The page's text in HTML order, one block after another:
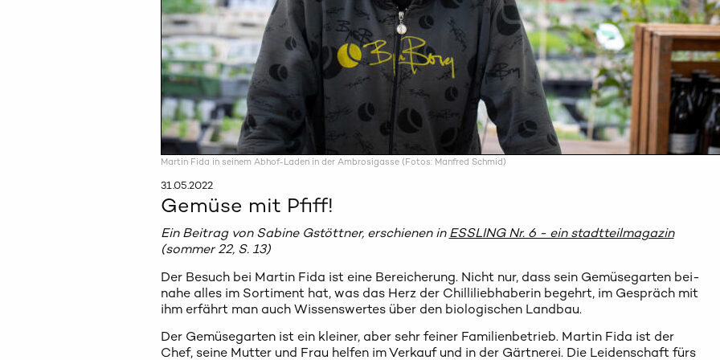
Martin Fida in seinem Abhof-Laden in der Ambrosigasse (Fotos: Manfred Schmid)
31.05.2022
Gemüse mit Pfiff!
Ein Beitrag von Sabine Gstöttner, erschienen inESSLING Nr. 6 - ein stadtteilmagazin
(sommer 22, S. 13)
Der Besuch bei Martin Fida ist eine Bereicherung. Nicht nur, dass sein Gemüsegarten bei-
nahe alles im Sortiment hat, was das Herz der Chilliliebhaberin begehrt, im Gespräch mit
ihm erfährt man auch Wissenswertes über den biologischen Landbau.
Der Gemüsegarten ist ein kleiner, aber sehr feiner Familienbetrieb. Martin Fida ist der
Chef, seine Mutter und Frau helfen im Verkauf und in der Gärtnerei. Die Leidenschaft fürs